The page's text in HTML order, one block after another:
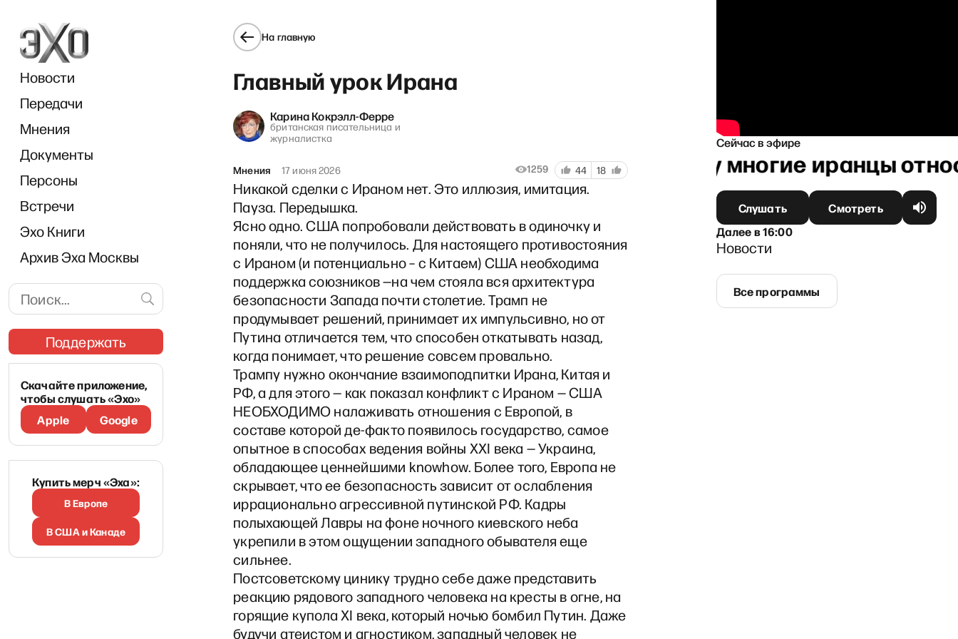
Новости
Передачи
Мнения
Документы
Персоны
Встречи
Эхо Книги
Архив Эха Москвы
Поддержать
Скачайте приложение,
чтобы слушать «Эхо»
Apple
Google
Купить мерч «Эха»:
В Европе
В США и Канаде
На главную
Главный урок Ирана
Карина Кокрэлл-Ферре
британская писательница и
журналистка
Мнения 17 июня 2026 1259 44 18
Никакой сделки с Ираном нет. Это иллюзия, имитация.
Пауза. Передышка.
Ясно одно. США попробовали действовать в одиночку и
поняли, что не получилось. Для настоящего противостояния
с Ираном (и потенциально – с Китаем) США необходима
поддержка союзников —на чем стояла вся архитектура
безопасности Запада почти столетие. Трамп не
продумывает решений, принимает их импульсивно, но от
Путина отличается тем, что способен откатывать назад,
когда понимает, что решение совсем провально.
Трампу нужно окончание взаимоподпитки Ирана, Китая и
РФ, а для этого — как показал конфликт с Ираном — США
НЕОБХОДИМО налаживать отношения с Европой, в
составе которой де-факто появилось государство, самое
опытное в способах ведения войны XXI века — Украина,
обладающее ценнейшими knowhow. Более того, Европа не
скрывает, что ее безопасность зависит от ослабления
иррационально агрессивной путинской РФ. Кадры
полыхающей Лавры на фоне ночного киевского неба
укрепили в этом ощущении западного обывателя еще
сильнее.
Постсоветскому цинику трудно себе даже представить
реакцию рядового западного человека на кресты в огне, на
горящие купола XI века, который ночью бомбил Путин. Даже
будучи атеистом и агностиком, западный человек не
Сейчас в эфире
Carnegie Politika. Никита Смагин: Почему многие иранцы
Слушать
Смотреть
Далеев16:00
Новости
Все программы